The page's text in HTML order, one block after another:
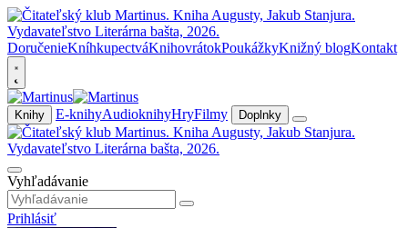
DoručenieKníhkupectváKnihovrátokPoukážkyKnižný blogKontakt
Knihy E-knihyAudioknihyHryFilmy Doplnky
Vyhľadávanie
Prihlásiť